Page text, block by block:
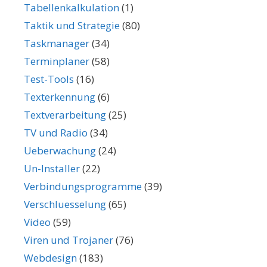
Tabellenkalkulation(1)
Taktik und Strategie(80)
Taskmanager(34)
Terminplaner(58)
Test-Tools (16)
Texterkennung(6)
Textverarbeitung(25)
TV und Radio (34)
Ueberwachung(24)
Un-Installer(22)
Verbindungsprogramme(39)
Verschluesselung(65)
Video (59)
Viren und Trojaner(76)
Webdesign(183)